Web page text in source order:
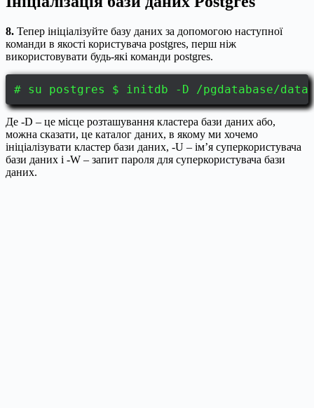
8. Тепер ініціалізуйте базу даних за допомогою наступної
команди в якості користувача postgres, перш ніж
використовувати будь-які команди postgres.
# su postgres $ initdb -D /pgdatabase/
Де -D – це місце розташування кластера бази даних або,
можна сказати, це каталог даних, в якому ми хочемо
ініціалізувати кластер бази даних, -U – ім’я суперкористувача
бази даних і -W – запит пароля для суперкористувача бази
даних.